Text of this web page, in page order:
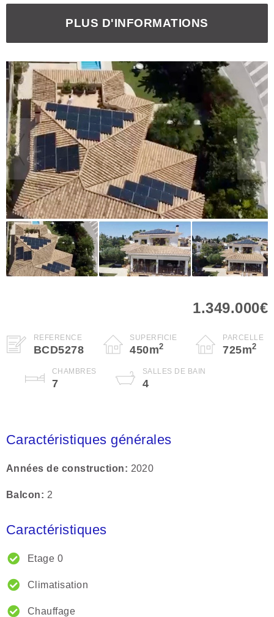
PLUS D'INFORMATIONS
1.349.000€
RÉFÉRENCE
BCD5278
SUPERFICIE
450m2
PARCELLE
725m2
CHAMBRES
7
SALLES DE BAIN
4
Caractéristiques générales
Années de construction 2020
Balcon 2
Caractéristiques
Etage 0
Climatisation
Chauffage